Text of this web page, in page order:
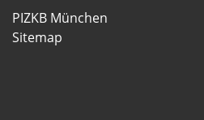
PIZKB München
Sitemap